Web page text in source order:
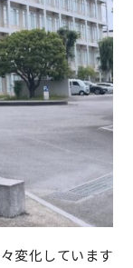
変化しています